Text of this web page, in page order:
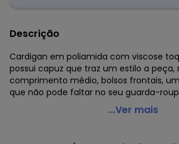
Descrição
Cardigan em poliamida com viscose
possui capuz que traz um estilo a peça,
comprimento médio, bolsos frontais,
que não pode faltar no seu guarda-
Susie Modas - Cardigan Médio com
...Ver mais